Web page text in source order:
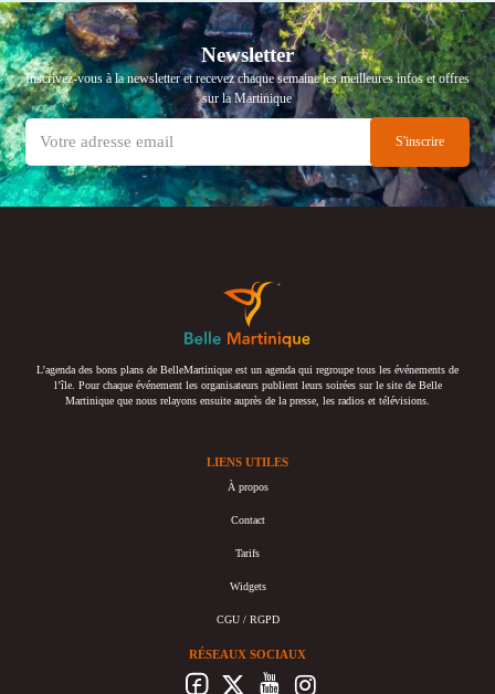
Newsletter
Inscrivez-vous à la newsletter et recevez chaque semaine les meilleures infos et offres
sur la Martinique
L’agenda des bons plans de BelleMartinique est un agenda qui regroupe tous les événements de
l’île. Pour chaque événement les organisateurs publient leurs soirées sur le site de Belle
Martinique que nous relayons ensuite auprès de la presse, les radios et télévisions.
LIENS UTILES
À propos
Contact
Tarifs
Widgets
CGU / RGPD
RÉSEAUX SOCIAUX